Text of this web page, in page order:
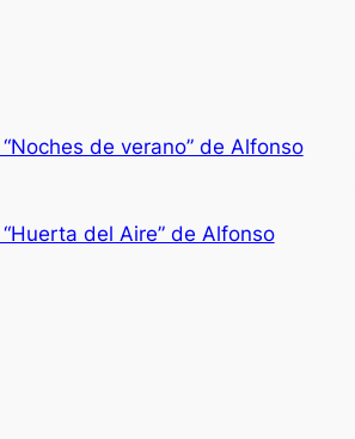
de verano” de Alfonso
del Aire” de Alfonso